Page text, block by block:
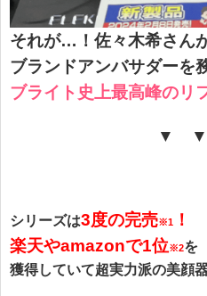
それが…！ 佐々木希さん
ブランドアンバサダーを
ブライト史上最高峰のリ
▼
シリーズは3度の完売※1
！
楽天やamazonで1位※2を
獲得していて超実力派の美顔